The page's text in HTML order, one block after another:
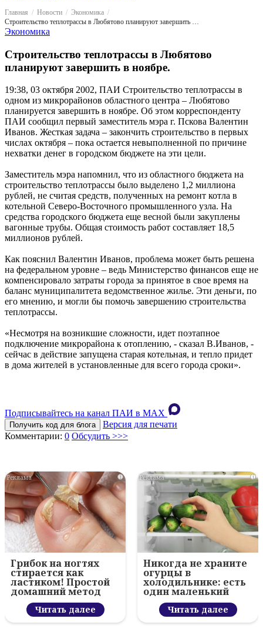
Главная Новости
Экономика
Строительство теплотрассы в Любятово планируют завершить в ноябре.
Экономика
Строительство теплотрассы в Любятово
планируют завершить в ноябре.
19:38, 03 октября 2002, ПАИ Строительство теплотрассы в
одном из микрорайонов областного центра – Любятово
планируется завершить в ноябре. Об этом корреспонденту
ПАИ сообщил первый заместитель мэра г. Пскова Валентин
Иванов. Жесткая задача – закончить строительство в первых
числах октября – пока остается невыполненной по причине
нехватки денег в городском бюджете на эти цели.
Заместитель мэра напомнил, что из областного бюджета на
строительство теплотрассы было выделено 1,2 миллиона
рублей, не считая средств, полученных на ремонт котла в
котельной Северо-Восточного промышленного узла. На
средства городского бюджета еще весной были закуплены
вагонные трубы. Общая стоимость работ составляет 18,5
миллионов рублей.
Как пояснил Валентин Иванов, проблема может быть решена
на федеральном уровне – ведь Министерство финансов еще не
компенсировало затраты города за принятое в свое время на
баланс муниципалитета ведомственное жилье. Эти деньги, по
его мнению, и могли бы помочь завершению строительства
теплотрассы.
«Несмотря на возникшие сложности, идет поэтапное
подключение микрорайона к отоплению, - сказал В.Иванов, -
сейчас в действие запущена старая котельная, и тепло придет
в дома жителей в установленные для всего города сроки».
Подписывайтесь на канал ПАИ в MAХ
Получить код для блога
Версия для печати
Комментарии: 0 Обсудить >>>
i
Грибок на ногтях
стирается как
ластиком! Простой
домашний метод
Читать далее
i
Никогда не храните
огурцы в
холодильнике: есть
один маленький
секрет
Читать далее